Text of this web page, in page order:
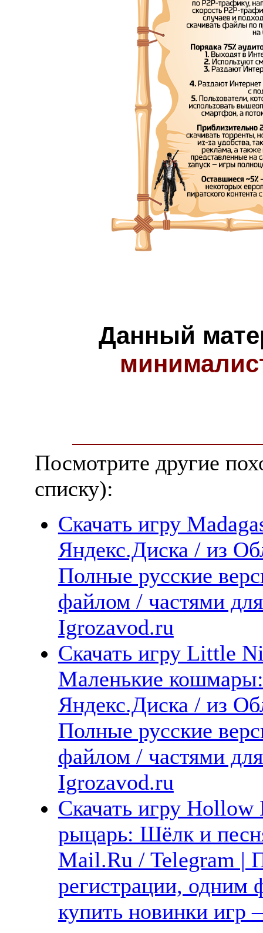
Данный
Посмотрите другие
списку):
Скачать игру
Яндекс.Диска / из
Полные русские
файлом / частями
Igrozavod.ru
Скачать игру Little
Маленькие
Яндекс.Диска / из
Полные русские
файлом / частями
Igrozavod.ru
Скачать игру
рыцарь: Шёлк и
Mail.Ru / Telegram |
регистрации, одним
купить новинки